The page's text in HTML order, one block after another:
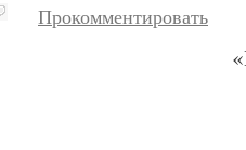
Прокомментировать